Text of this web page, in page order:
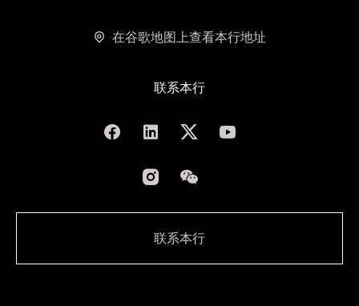
在谷歌地图上查看本行地址
联系本行
联系本行